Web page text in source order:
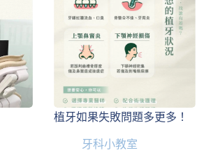
植牙如果失敗問題多更多！
牙科小教室